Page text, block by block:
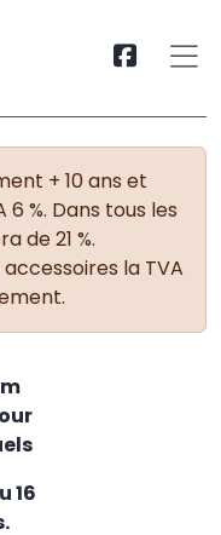
+ 10 ans et
%. Dans tous les
de 21 %.
la TVA
16